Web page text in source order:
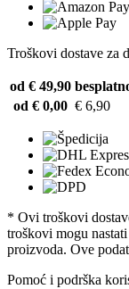
Troškovi dostave za
od € 49,90
od € 0,00 € 6,90
* Ovi troškovi
troškovi mogu
proizvoda. Ove
Pomoć i podrška